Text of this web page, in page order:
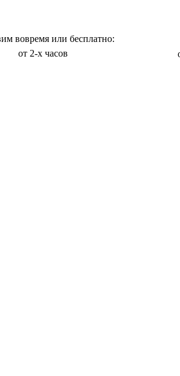
вовремя или бесплатно:
от 2-х часов